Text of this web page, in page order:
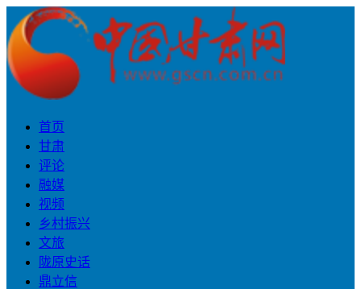
首页
甘肃
评论
融媒
视频
乡村振兴
文旅
陇原史话
鼎立信